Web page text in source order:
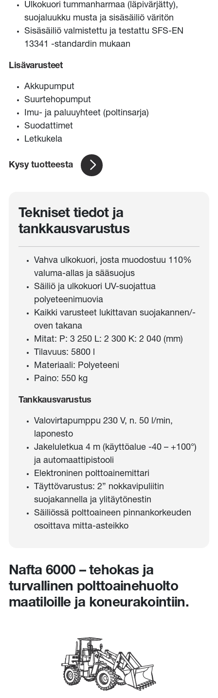
Ulkokuori tummanharmaa (läpivärjätty),
suojaluukku musta ja sisäsäiliö väritön
Sisäsäiliö valmistettu ja testattu SFS-EN
13341 -standardin mukaan
Lisävarusteet
Akkupumput
Suurtehopumput
Imu- ja paluuyhteet (poltinsarja)
Suodattimet
Letkukela
Kysy tuotteesta
Tekniset tiedot ja
tankkausvarustus
Vahva ulkokuori, josta muodostuu 110%
valuma-allas ja sääsuojus
Säiliö ja ulkokuori UV-suojattua
polyeteenimuovia
Kaikki varusteet lukittavan suojakannen/-
oven takana
Mitat: P: 3 250 L: 2 300 K: 2 040 (mm)
Tilavuus: 5800 l
Materiaali: Polyeteeni
Paino: 550 kg
Tankkausvarustus
Valovirtapumppu 230 V, n. 50 l/min,
laponesto
Jakeluletkua 4 m (käyttöalue -40 – +100°)
ja automaattipistooli
Elektroninen polttoainemittari
Täyttövarustus: 2” nokkavipuliitin
suojakannella ja ylitäytönestin
Säiliössä polttoaineen pinnankorkeuden
osoittava mitta-asteikko
Nafta 6000 – tehokas ja
turvallinen polttoainehuolto
maatiloille ja koneurakointiin.